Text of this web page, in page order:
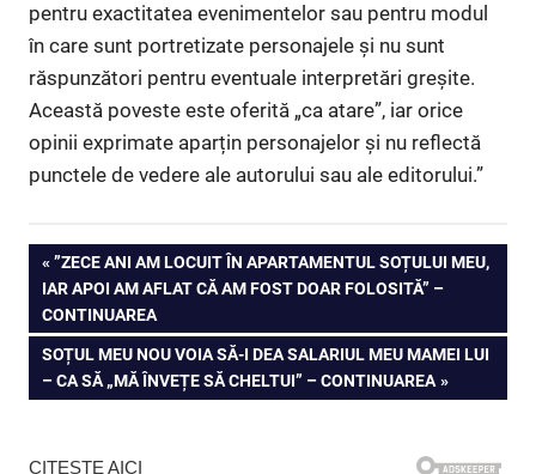
pentru exactitatea evenimentelor sau pentru modul
în care sunt portretizate personajele și nu sunt
răspunzători pentru eventuale interpretări greșite.
Această poveste este oferită „ca atare”, iar orice
opinii exprimate aparțin personajelor și nu reflectă
punctele de vedere ale autorului sau ale editorului.”
Navigare
în
articole
PREVIOUS
POST:
”ZECE ANI AM LOCUIT ÎN APARTAMENTUL SOȚULUI MEU,
IAR APOI AM AFLAT CĂ AM FOST DOAR FOLOSITĂ” –
CONTINUAREA
NEXT
POST:
SOȚUL MEU NOU VOIA SĂ-I DEA SALARIUL MEU MAMEI LUI
– CA SĂ „MĂ ÎNVEȚE SĂ CHELTUI” – CONTINUAREA